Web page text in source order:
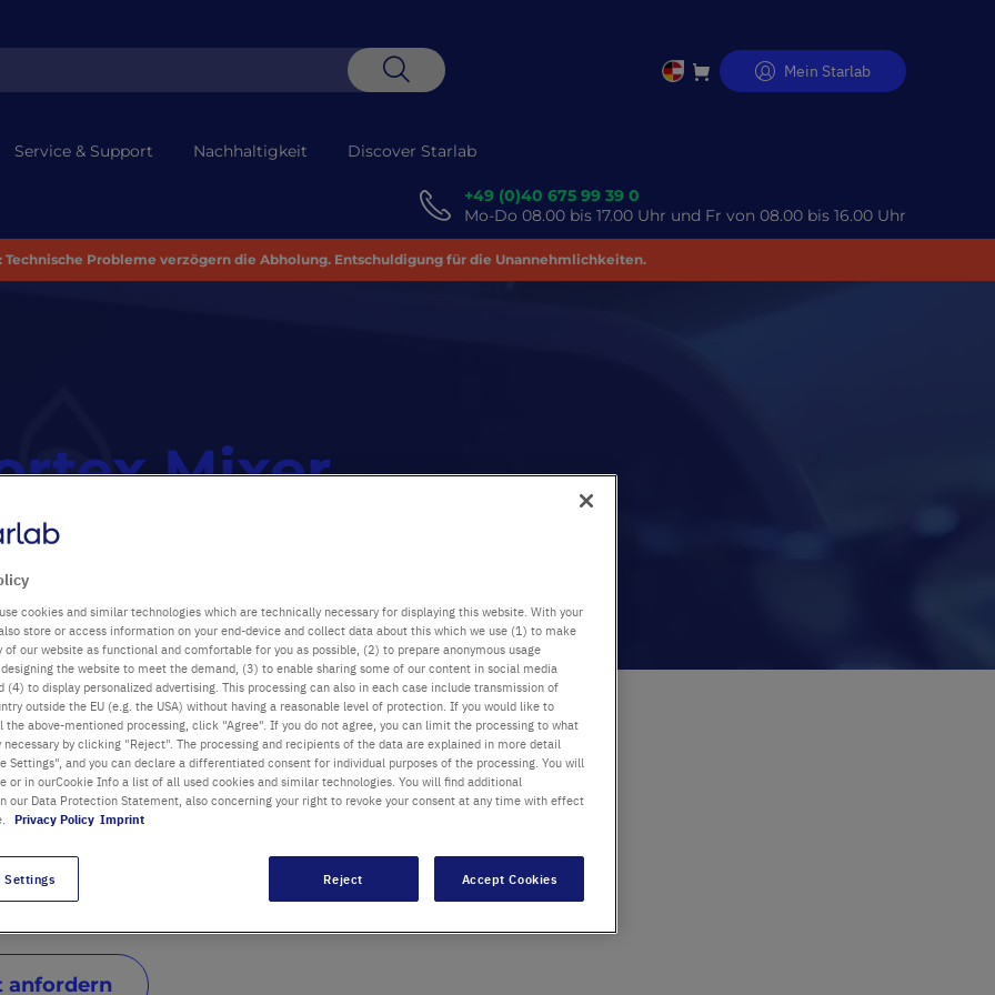
Direkt
Mein Starlab
Service & Support Nachhaltigkeit Discover Starlab
+49 (0)40 675 99 39 0
Mo-Do 08.00 bis 17.00 Uhr und Fr von 08.00 bis 16.00 Uhr
Technische Probleme verzögern die Abholung. Entschuldigung für die Unannehmlichkeiten.
Mixer.
mit einem innovativen,
und
präzise
Anmischen von
von Zellen und
anfordern
cookies and similar technologies which are technically necessary for displaying this website. With your
store or access information on your end-device and collect data about this which we use (1) to make
of our website as functional and comfortable for you as possible, (2) to prepare anonymous usage
the website to meet the demand, (3) to enable sharing some of our content in social media
(4) to display personalized advertising. This processing can also in each case include transmission of
outside the EU (e.g. the USA) without having a reasonable level of protection. If you would like to
the above-mentioned processing, click "Agree". If you do not agree, you can limit the processing to what
by clicking "Reject". The processing and recipients of the data are explained in more detail
Settings", and you can declare a differentiated consent for individual purposes of the processing. You will
or in ourCookie Info a list of all used cookies and similar technologies. You will find additional
our Data Protection Statement, also concerning your right to revoke your consent at any time with effect
Privacy Policy Imprint
Settings Reject Accept Cookies